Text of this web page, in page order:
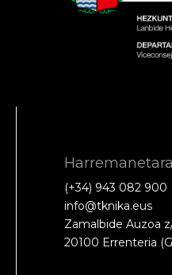
(+34) 943 082 900
info@tknika.eus
Zamalbide Auzoa
20100 Errenteria